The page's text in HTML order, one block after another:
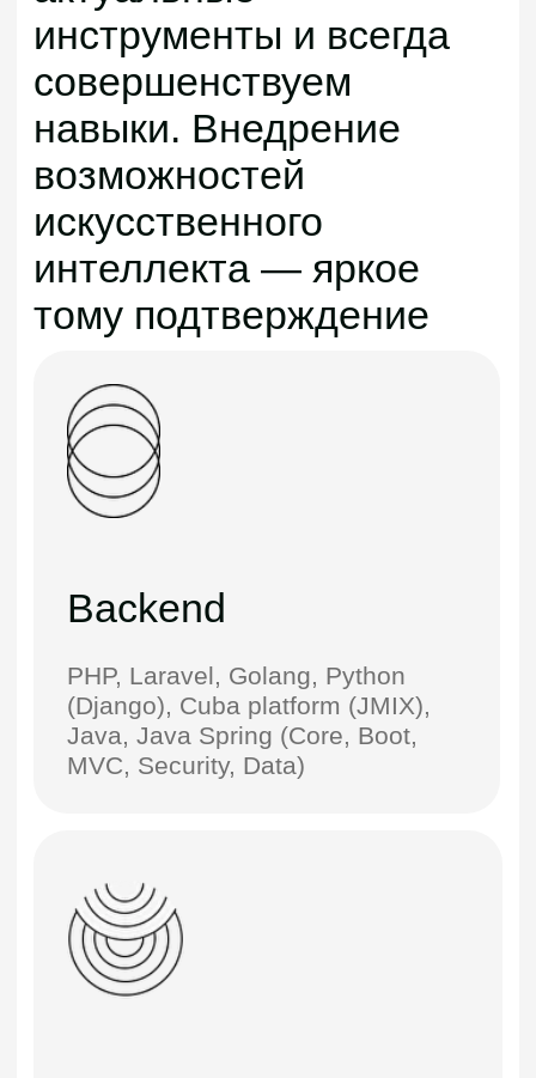
Лучший IT-
проект
Global Entrepreneurship
week
Global 2nd place
Eurasia Mobile Challenge
+7
Укажите услугу
не имели дело с IT
Хотите получить
консультацию?
Оставьте контакты — мы
напишем вам в течение 2 дней,
чтобы обсудить проект